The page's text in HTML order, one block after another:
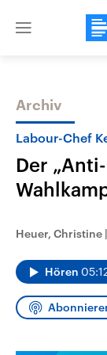
Close
Themen
Landtagswahl
Alle
Sachsen-Anhalt
Bundesland von
Archiv
Labour-Chef
Der
Heuer, Christine |
Hören